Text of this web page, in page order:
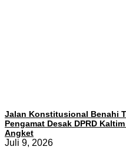
Jalan Konstitusional Benahi
Pengamat Desak DPRD
Angket
Juli 9, 2026